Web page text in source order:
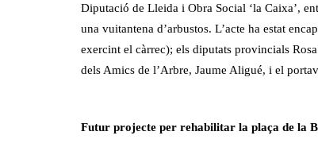
Diputació de Lleida i Obra Social ‘la Caixa’,
una vuitantena d’arbustos. L’acte ha estat
exercint el càrrec); els diputats provincials
dels Amics de l’Arbre, Jaume Aligué, i el
Futur projecte per rehabilitar la plaça de la